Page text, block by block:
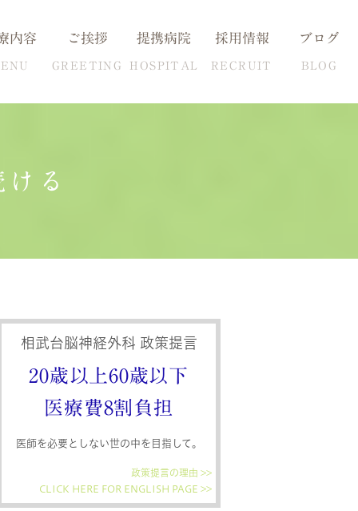
内容
圧の克服方法
ご挨拶
GREETING
提携病院
HOSPITAL
採用情報
RECRUIT
ブログ
BLOG
る
相武台脳神経外科 政策提言
20歳以上60歳以下
医療費8割負担
医師を必要としない世の中を目指して。
政策提言の理由 >>
CLICK HERE FOR ENGLISH PAGE >>